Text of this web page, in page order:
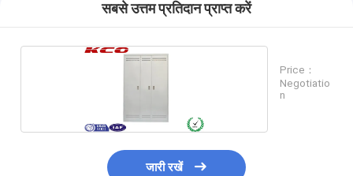
सबसे उत्तम प्रतिदान प्राप्त करें
Price：
Negotiatio
n
जारी रखें